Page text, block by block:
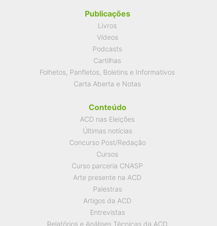
Publicações
Livros
Vídeos
Podcasts
Cartilhas
Folhetos, Panfletos, Boletins e Informativos
Carta Aberta e Notas
Conteúdo
ACD nas Eleições
Últimas notícias
Concurso Post/Redação
Cursos
Curso parceria CNASP
Arte presente na ACD
Palestras
Artigos da ACD
Entrevistas
Relatórios e Análises Técnicas da ACD